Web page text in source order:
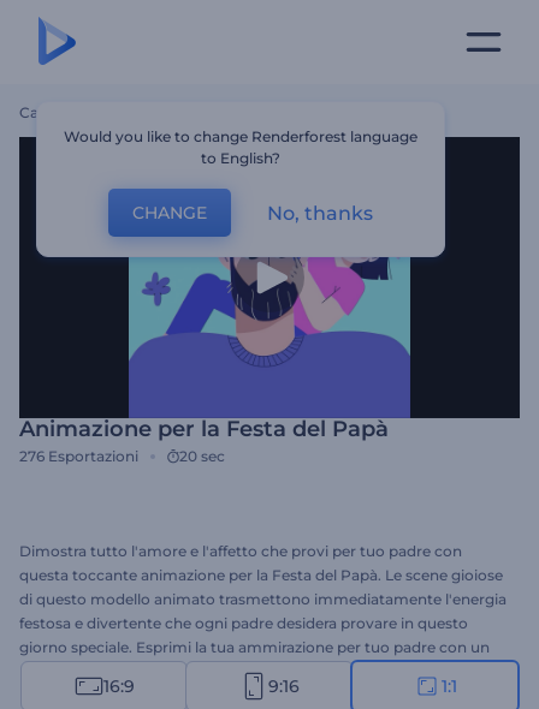
Casa
Animazione per la Festa del Papà
276 Esportazioni 20 sec
Dimostra tutto l'amore e l'affetto che provi per tuo padre con
questa toccante animazione per la Festa del Papà. Le scene gioiose
di questo modello animato trasmettono immediatamente l'energia
festosa e divertente che ogni padre desidera provare in questo
giorno speciale. Esprimi la tua ammirazione per tuo padre con un
messaggio di auguri sincero e una vostra foto da aggiungere al
modello. Questo modello a tema è tutto ciò di cui hai bisogno per
16:9 9:16 1:1
Would you like to change Renderforest language
to English?
CHANGE No, thanks